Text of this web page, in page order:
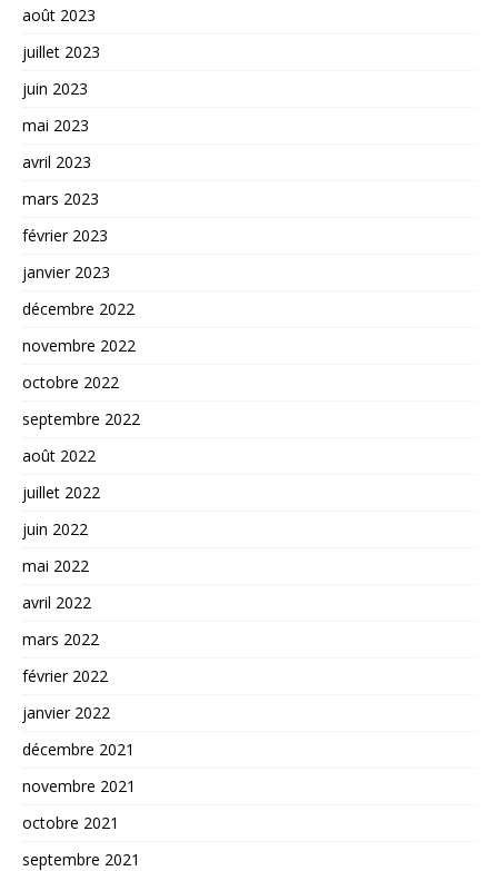
août 2023
juillet 2023
juin 2023
mai 2023
avril 2023
mars 2023
février 2023
janvier 2023
décembre 2022
novembre 2022
octobre 2022
septembre 2022
août 2022
juillet 2022
juin 2022
mai 2022
avril 2022
mars 2022
février 2022
janvier 2022
décembre 2021
novembre 2021
octobre 2021
septembre 2021